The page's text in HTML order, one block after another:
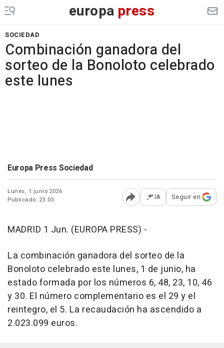
europa press
SOCIEDAD
Combinación ganadora del
sorteo de la Bonoloto celebrado
este lunes
Europa Press Sociedad
Lunes, 1 junio 2026
Publicado: 23:03
Abrir opciones para
IA Seguir en
MADRID 1 Jun. (EUROPA PRESS) -
La combinación ganadora del sorteo de la
Bonoloto celebrado este lunes, 1 de junio, ha
estado formada por los números 6, 48, 23, 10, 46
y 30. El número complementario es el 29 y el
reintegro, el 5. La recaudación ha ascendido a
2.023.099 euros.